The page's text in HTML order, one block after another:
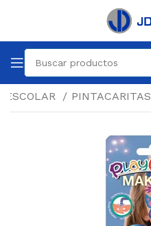
ESCOLAR PINTACARITAS